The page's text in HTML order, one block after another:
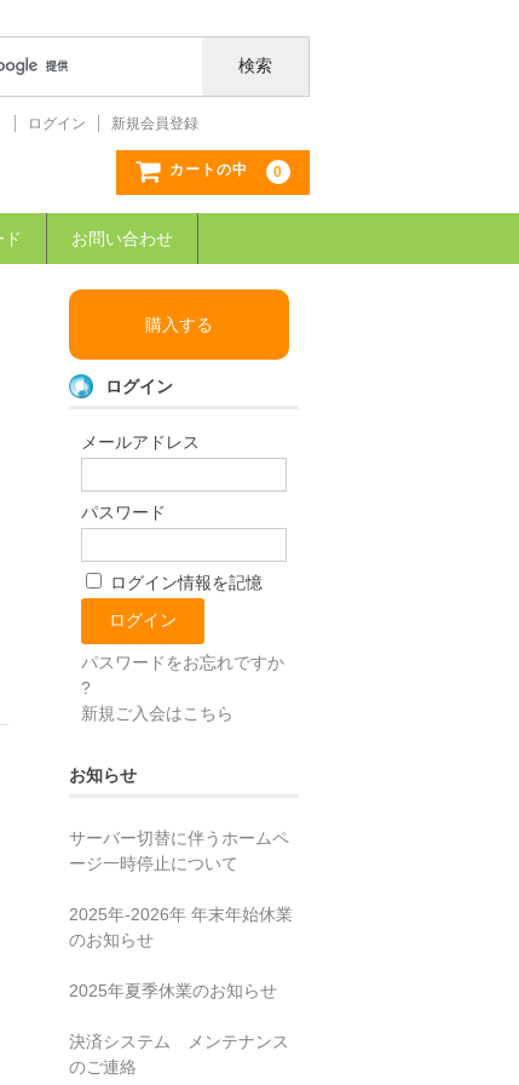
ログイン 新規会員登録
カートの中 0
ド お問い合わせ
購入する
ログイン
メールアドレス
パスワード
ログイン情報を記憶
パスワードをお忘れですか
?
新規ご入会はこちら
お知らせ
サーバー切替に伴うホームペ
ージ一時停止について
2025年‐2026年 年末年始休業
のお知らせ
2025年夏季休業のお知らせ
決済システム メンテナンス
のご連絡